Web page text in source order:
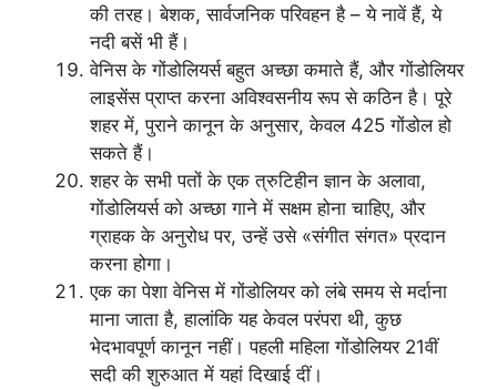
की तरह। बेशक, सार्वजनिक परिवहन है – ये नावें हैं, ये
नदी बसें भी हैं।
वेनिस के गोंडोलियर्स बहुत अच्छा कमाते हैं, और गोंडोलियर
लाइसेंस प्राप्त करना अविश्वसनीय रूप से कठिन है। पूरे
शहर में, पुराने कानून के अनुसार, केवल 425 गोंडोल हो
सकते हैं।
शहर के सभी पतों के एक त्रुटिहीन ज्ञान के अलावा,
गोंडोलियर्स को अच्छा गाने में सक्षम होना चाहिए, और
ग्राहक के अनुरोध पर, उन्हें उसे «संगीत संगत» प्रदान
करना होगा।
एक का पेशा वेनिस में गोंडोलियर को लंबे समय से मर्दाना
माना जाता है, हालांकि यह केवल परंपरा थी, कुछ
भेदभावपूर्ण कानून नहीं। पहली महिला गोंडोलियर 21वीं
सदी की शुरुआत में यहां दिखाई दीं।